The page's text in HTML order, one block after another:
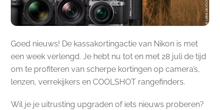
Goed nieuws! De kassakortingactie van Nikon is met
een week verlengd. Je hebt nu tot en met 28 juli de tijd
om te profiteren van scherpe kortingen op camera’s,
lenzen, verrekijkers en COOLSHOT rangefinders.
Wil je je uitrusting upgraden of iets nieuws proberen?